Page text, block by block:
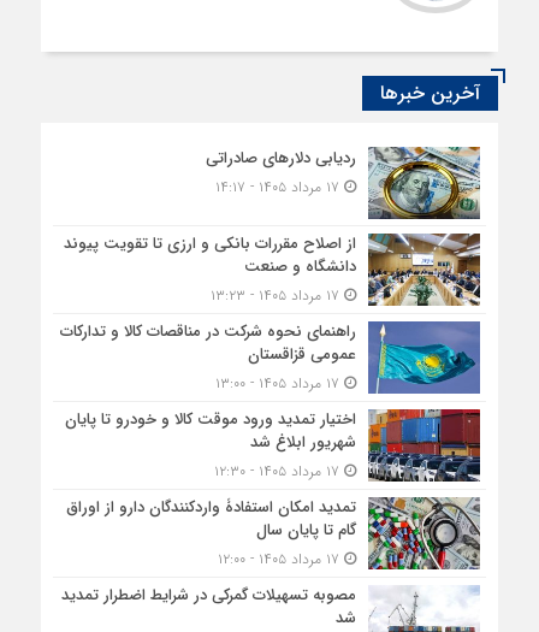
آخرین خبرها
ردیابی دلارهای صادراتی
از اصلاح مقررات بانکی و ارزی تا تقویت پیوند
دانشگاه و صنعت
راهنمای نحوه شرکت در مناقصات کالا و تدارکات
عمومی قزاقستان
اختیار تمدید ورود موقت کالا و خودرو تا پایان
شهریور ابلاغ شد
تمدید امکان استفادۀ واردکنندگان دارو از اوراق
گام تا پایان سال
مصوبه تسهیلات گمرکی در شرایط اضطرار تمدید
شد